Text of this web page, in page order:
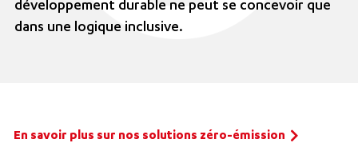
développement durable ne peut se concevoir que
dans une logique inclusive.
En savoir plus sur nos solutions zéro-émission